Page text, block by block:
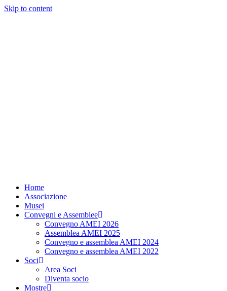
Skip to content
Home
Associazione
Musei
Convegni e Assemblee
Convegno AMEI 2026
Assemblea AMEI 2025
Convegno e assemblea AMEI 2024
Convegno e assemblea AMEI 2022
Soci
Area Soci
Diventa socio
Mostre